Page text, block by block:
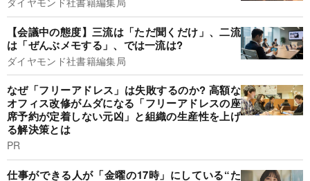
【会議中の態度】三流は「ただ聞くだけ」、二流
は「ぜんぶメモする」、では一流は?
ダイヤモンド社書籍編集局
なぜ「フリーアドレス」は失敗するのか? 高額な
オフィス改修がムダになる「フリーアドレスの座
席予約が定着しない元凶」と組織の生産性を上げ
る解決策とは
PR
仕事ができる人が「金曜の17時」にしている“た